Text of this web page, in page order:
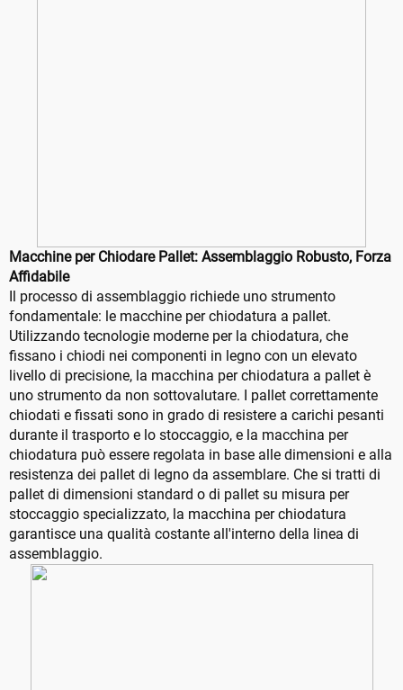
Macchine per Chiodare Pallet: Assemblaggio Robusto, Forza
Affidabile
Il processo di assemblaggio richiede uno strumento
fondamentale: le macchine per chiodatura a pallet.
Utilizzando tecnologie moderne per la chiodatura, che
fissano i chiodi nei componenti in legno con un elevato
livello di precisione, la macchina per chiodatura a pallet è
uno strumento da non sottovalutare. I pallet correttamente
chiodati e fissati sono in grado di resistere a carichi pesanti
durante il trasporto e lo stoccaggio, e la macchina per
chiodatura può essere regolata in base alle dimensioni e alla
resistenza dei pallet di legno da assemblare. Che si tratti di
pallet di dimensioni standard o di pallet su misura per
stoccaggio specializzato, la macchina per chiodatura
garantisce una qualità costante all'interno della linea di
assemblaggio.